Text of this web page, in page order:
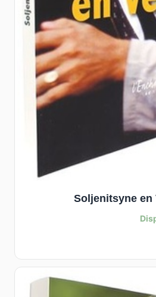
Soljenitsyne en